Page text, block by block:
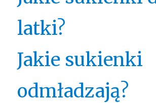
latki?
Jakie sukienki
odmładzają?